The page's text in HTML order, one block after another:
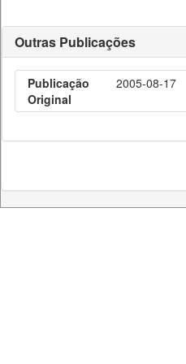
Outras Publicações
Publicação
Original
2005-08-17